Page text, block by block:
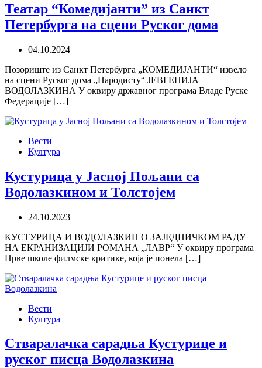
Театар “Комедијанти” из Санкт
Петербурга на сцени Руског дома
04.10.2024
Позориште из Санкт Петербурга „КОМЕДИЈАНТИ“ извело
на сцени Руског дома „Пародисту“ ЈЕВГЕНИЈА
ВОДОЛАЗКИНА У оквиру државног програма Владе Руске
Федерације […]
Вести
Култура
Кустурица у Јасној Пољани са
Водолазкином и Толстојем
24.10.2023
КУСТУРИЦА И ВОДОЛАЗКИН О ЗАЈЕДНИЧКОМ РАДУ
НА ЕКРАНИЗАЦИЈИ РОМАНА „ЛАВР“ У оквиру програма
Прве школе филмске критике, која је понела […]
Вести
Култура
Стваралачка сарадња Кустурице и
руског писца Водолазкина